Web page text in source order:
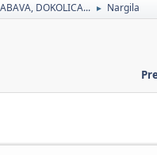
DOKOLICA... ► Nargila